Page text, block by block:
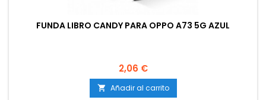
FUNDA LIBRO CANDY PARA OPPO A73 5G AZUL
Precio
2,06 €
 Añadir al carrito